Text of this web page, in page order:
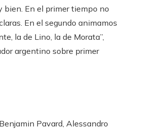
bien. En el primer tiempo no
En el segundo animamos
la de Lino, la de Morata”,
argentino sobre primer
Pavard, Alessandro